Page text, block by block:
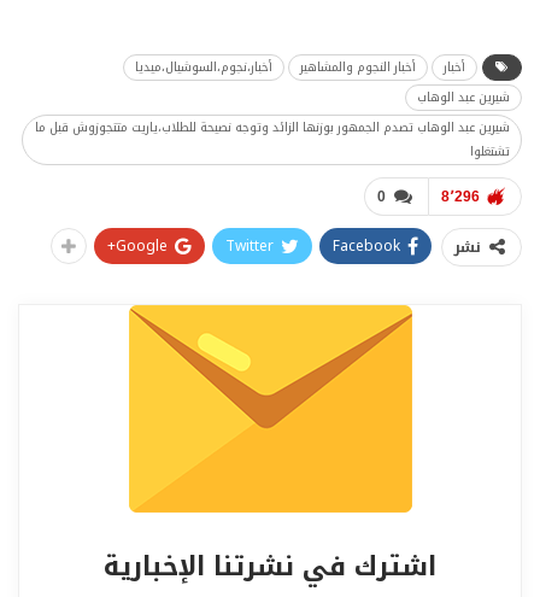
أخبار أخبار النجوم والمشاهير
أخبار،نجوم،السوشيال،ميديا
شيرين عبد الوهاب
شيرين عبد الوهاب تصدم الجمهور بوزنها الزائد وتوجه نصيحة للطلاب،ياريت متتجوزوش قبل ما
تشتغلوا
0 8٬296
نشر Facebook
Twitter
Google+
اشترك في نشرتنا الإخبارية